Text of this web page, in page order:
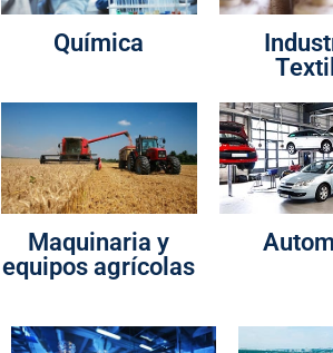
Química
Maquinaria y
equipos agrícolas